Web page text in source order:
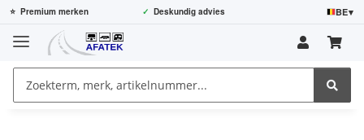
⭐ Premium merken ✓ Deskundig advies BE▾